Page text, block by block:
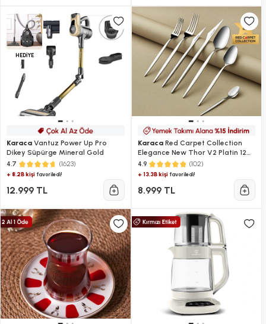
HEDİYE
Karaca Vantuz Power Up Pro
Dikey Süpürge Mineral Gold
4.7 (1623)
+ 8.2B kişi favoriledi!
12.999 TL
KaracaRed Carpet Collection
Elegance New Thor V2 Platin 12
Kişilik 84 Parça Çatal Kaşık Bıçak
Takımı
4.9 (102)
+ 13.3B kişifavoriledi!
8.999 TL